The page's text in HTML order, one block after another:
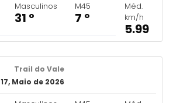
Masculinos
31 º
M45
7 º
Méd.
km/h
5.99
Trail do Vale
17, Maio de 2026